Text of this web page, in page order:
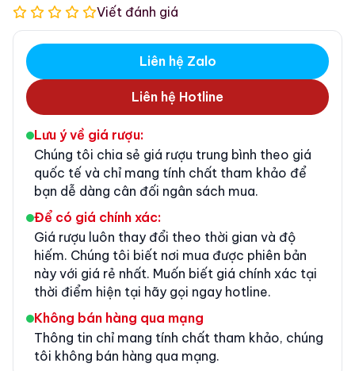
Viết đánh giá
Liên hệ Zalo
Liên hệ Hotline
Lưu ý về giá rượu:
Chúng tôi chia sẻ giá rượu trung bình theo giá
quốc tế và chỉ mang tính chất tham khảo để
bạn dễ dàng cân đối ngân sách mua.
Để có giá chính xác:
Giá rượu luôn thay đổi theo thời gian và độ
hiếm. Chúng tôi biết nơi mua được phiên bản
này với giá rẻ nhất. Muốn biết giá chính xác tại
thời điểm hiện tại hãy gọi ngay hotline.
Không bán hàng qua mạng
Thông tin chỉ mang tính chất tham khảo, chúng
tôi không bán hàng qua mạng.